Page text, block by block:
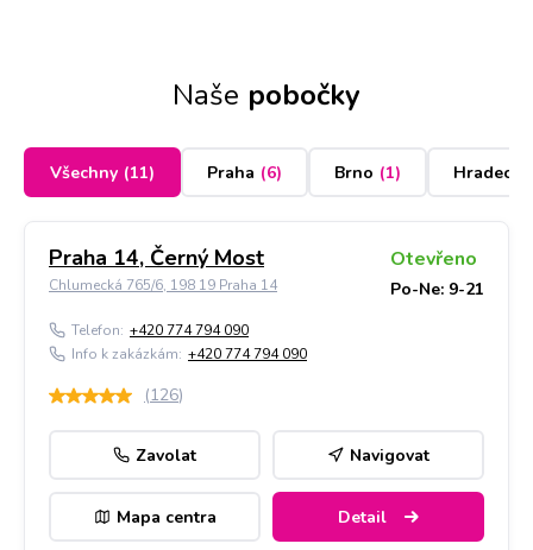
Naše pobočky
Všechny (11) Praha (6) Brno (1) Hradec
Praha 14, Černý Most
Chlumecká 765/6, 198 19 Praha 14
Otevřeno
Po-Ne: 9-21
Telefon: +420 774 794 090
Info k zakázkám: +420 774 794 090
(126)
Zavolat Navigovat
Mapa centra Detail